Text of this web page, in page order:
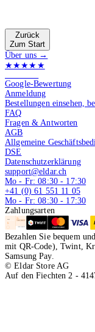
Zurück
Zum Start
Über uns →
★★★★★
Google-Bewertung
Anmeldung
Bestellungen einsehen,
FAQ
Fragen & Antworten
AGB
Allgemeine
DSE
Datenschutzerklärung
support@eldar.ch
Mo - Fr: 08:30 - 17:30
+41 (0) 61 551 11 05
Mo - Fr: 08:30 - 17:30
Zahlungsarten
Bezahlen Sie bequem
mit QR-Code), Twint,
Samsung Pay.
© Eldar Store AG
Auf den Fiechten 2 -